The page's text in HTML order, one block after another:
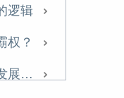
逻辑
权？
从资产配置看中国的股权资产发展潜力巨大